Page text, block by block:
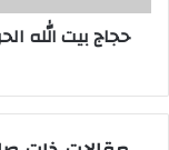
من
مسجدحجاج بيت الله